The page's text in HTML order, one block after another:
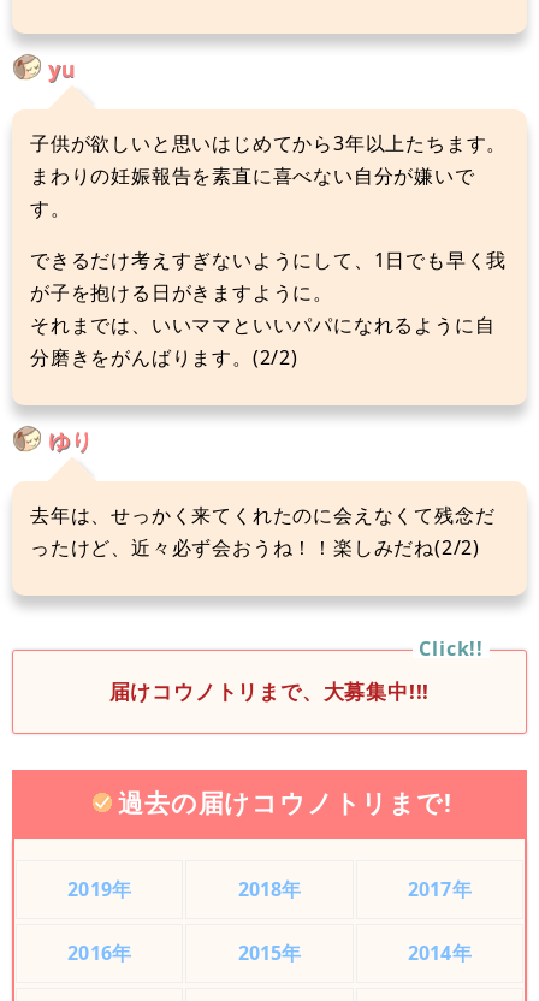
yu
子供が欲しいと思いはじめてから3年以上たちます。
まわりの妊娠報告を素直に喜べない自分が嫌いで
す。
できるだけ考えすぎないようにして、1日でも早く我
が子を抱ける日がきますように。
それまでは、いいママといいパパになれるように自
分磨きをがんばります。(2/2)
ゆり
去年は、せっかく来てくれたのに会えなくて残念だ
ったけど、近々必ず会おうね！！楽しみだね(2/2)
届けコウノトリまで、大募集中!!!
過去の届けコウノトリまで!
2019年 2018年 2017年
2016年 2015年 2014年